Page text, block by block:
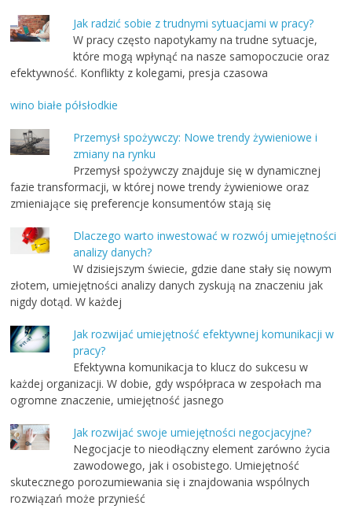
Jak radzić sobie z trudnymi sytuacjami w pracy?
W pracy często napotykamy na trudne sytuacje,
które mogą wpłynąć na nasze samopoczucie oraz
efektywność. Konflikty z kolegami, presja czasowa
wino białe półsłodkie
Przemysł spożywczy: Nowe trendy żywieniowe i
zmiany na rynku
Przemysł spożywczy znajduje się w dynamicznej
fazie transformacji, w której nowe trendy żywieniowe oraz
zmieniające się preferencje konsumentów stają się
Dlaczego warto inwestować w rozwój umiejętności
analizy danych?
W dzisiejszym świecie, gdzie dane stały się nowym
złotem, umiejętności analizy danych zyskują na znaczeniu jak
nigdy dotąd. W każdej
Jak rozwijać umiejętność efektywnej komunikacji w
pracy?
Efektywna komunikacja to klucz do sukcesu w
każdej organizacji. W dobie, gdy współpraca w zespołach ma
ogromne znaczenie, umiejętność jasnego
Jak rozwijać swoje umiejętności negocjacyjne?
Negocjacje to nieodłączny element zarówno życia
zawodowego, jak i osobistego. Umiejętność
skutecznego porozumiewania się i znajdowania wspólnych
rozwiązań może przynieść